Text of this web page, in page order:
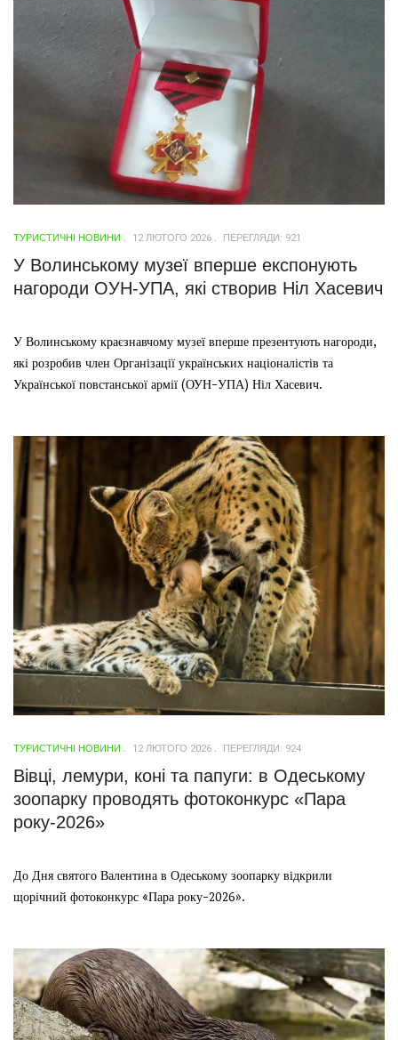
ТУРИСТИЧНІ НОВИНИ 12 ЛЮТОГО 2026 ПЕРЕГЛЯДИ: 921
У Волинському музеї вперше експонують
нагороди ОУН-УПА, які створив Ніл Хасевич
У Волинському краєзнавчому музеї вперше презентують нагороди,
які розробив член Організації українських націоналістів та
Української повстанської армії (ОУН-УПА) Ніл Хасевич.
ТУРИСТИЧНІ НОВИНИ 12 ЛЮТОГО 2026 ПЕРЕГЛЯДИ: 924
Вівці, лемури, коні та папуги: в Одеському
зоопарку проводять фотоконкурс «Пара
року-2026»
До Дня святого Валентина в Одеському зоопарку відкрили
щорічний фотоконкурс «Пара року-2026».